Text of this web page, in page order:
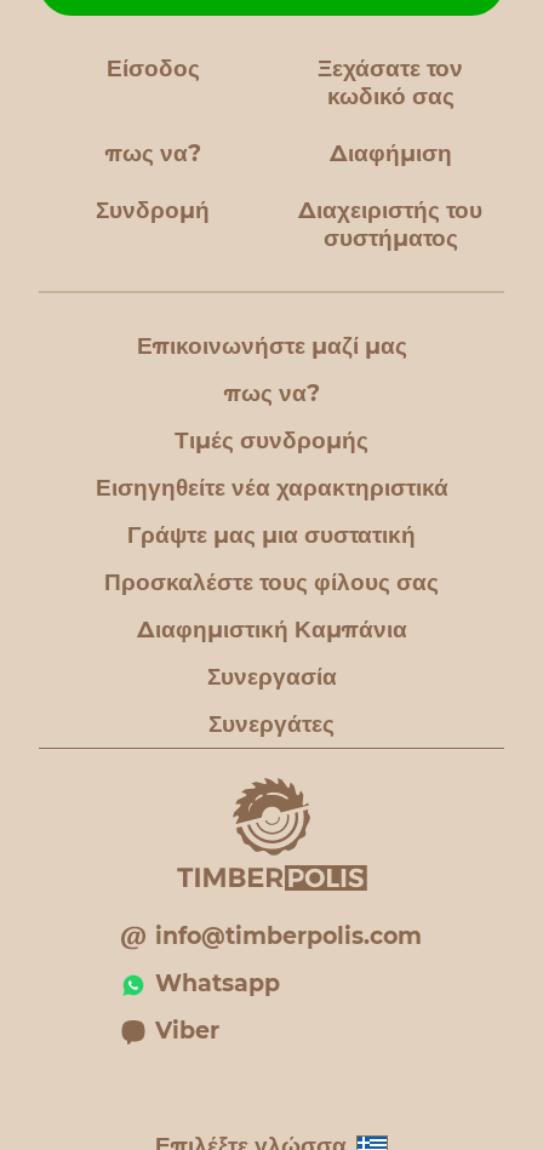
Είσοδος
Ξεχάσατε τον
κωδικό σας
πως να? Διαφήμιση
Συνδρομή
Διαχειριστής του
συστήματος
Επικοινωνήστε μαζί μας
πως να?
Τιμές συνδρομής
Εισηγηθείτε νέα χαρακτηριστικά
Γράψτε μας μια συστατική
Προσκαλέστε τους φίλους σας
Διαφημιστική Καμπάνια
Συνεργασία
Συνεργάτες
info@timberpolis.com
Whatsapp
Viber